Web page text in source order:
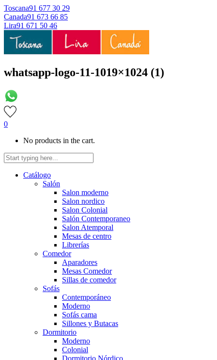
Toscana91 677 30 29
Canada91 673 66 85
Lira91 671 50 46
whatsapp-logo-11-1019×1024 (1)
0
No products in the cart.
Catálogo
Salón
Salon moderno
Salon nordico
Salon Colonial
Salón Contemporaneo
Salon Atemporal
Mesas de centro
Librerías
Comedor
Aparadores
Mesas Comedor
Sillas de comedor
Sofás
Contemporáneo
Moderno
Sofás cama
Sillones y Butacas
Dormitorio
Moderno
Colonial
Dormitorio Nórdico